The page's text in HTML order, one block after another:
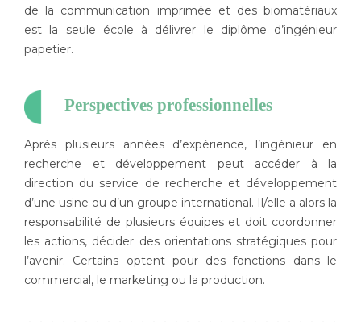
de la communication imprimée et des biomatériaux
est la seule école à délivrer le diplôme d’ingénieur
papetier.
Perspectives professionnelles
Après plusieurs années d’expérience, l’ingénieur en
recherche et développement peut accéder à la
direction du service de recherche et développement
d’une usine ou d’un groupe international. Il/elle a alors la
responsabilité de plusieurs équipes et doit coordonner
les actions, décider des orientations stratégiques pour
l’avenir. Certains optent pour des fonctions dans le
commercial, le marketing ou la production.